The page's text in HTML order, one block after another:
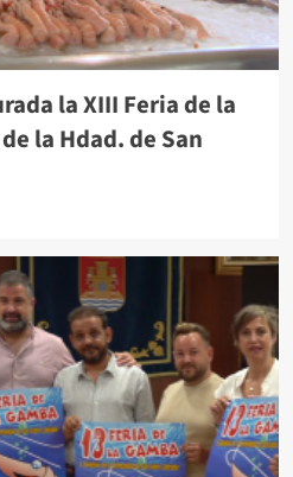
la XIII Feria de la
la Hdad. de San